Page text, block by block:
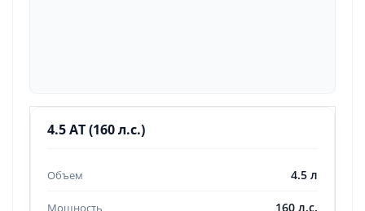
4.5 AT (160 л.с.)
4.5 л
160 л.с.